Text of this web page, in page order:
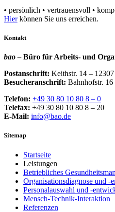
• persönlich • vertrauensvoll •
Hierkönnen Sie uns erreichen.
Kontakt
bao– Büro für Arbeits- und
Postanschrift: Keithstr. 14 –
Besucheranschrift: Bahnhofstr.
Telefon: +49 30 80 10 80 8 – 0
Telefax: +49 30 80 10 80 8 – 20
E-Mail: info@bao.de
Sitemap
Startseite
Leistungen
Betriebliches
Organisationsdiagnose und -
Personalauswahl und -
Mensch-Technik-Interaktion
Referenzen